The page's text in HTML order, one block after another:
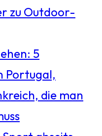
zu Outdoor-
5
Portugal,
die man